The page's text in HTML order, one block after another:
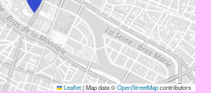
Leaflet|Map data ©OpenStreetMapcontributors